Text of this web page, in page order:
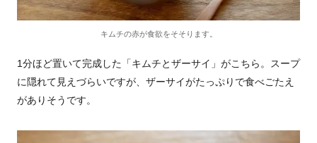
キムチの赤が食欲をそそります。
1分ほど置いて完成した「キムチとザーサイ」がこちら。スープ
に隠れて見えづらいですが、ザーサイがたっぷりで食べごたえ
がありそうです。